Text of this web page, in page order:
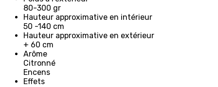
80-300 gr
Hauteur approximative en intérieur
50 -140 cm
Hauteur approximative en extérieur
+ 60 cm
Arôme
Citronné
Encens
Effets